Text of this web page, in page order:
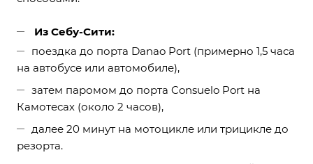
Из Себу-Сити:
поездка до порта Danao Port (примерно 1,5 часа
на автобусе или автомобиле),
затем паромом до порта Consuelo Port на
Камотесах (около 2 часов),
далее 20 минут на мотоцикле или трицикле до
резорта.